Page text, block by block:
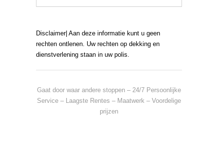
Disclaimer| Aan deze informatie kunt u geen
rechten ontlenen. Uw rechten op dekking en
dienstverlening staan in uw polis.
Gaat door waar andere stoppen – 24/7 Persoonlijke
Service – Laagste Rentes – Maatwerk – Voordelige
prijzen